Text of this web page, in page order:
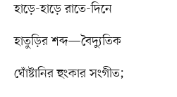
হাড়ে-হাড়ে রাতে-দিনে
হাতুড়ির শব্দ—বৈদ্যুতিক
ঘোঁষ্টানির হুংকার সংগীত;